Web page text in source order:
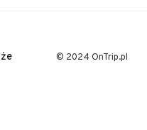
© 2024 OnTrip.pl